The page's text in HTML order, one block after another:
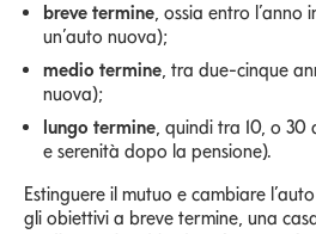
breve termine, ossia entro l’anno
un’auto nuova);
medio termine, tra due-cinque
nuova);
lungo termine, quindi tra 10, o 30
e serenità dopo la pensione).
Estinguere il mutuo e cambiare
gli obiettivi a breve termine, una